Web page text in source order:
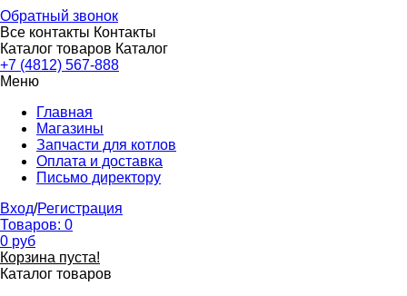
Обратный звонок
Все контакты Контакты
Каталог товаров Каталог
+7 (4812) 567-888
Меню
Главная
Магазины
Запчасти для котлов
Оплата и доставка
Письмо директору
Вход/Регистрация
Товаров: 0
0 руб
Корзина пуста!
Каталог товаров